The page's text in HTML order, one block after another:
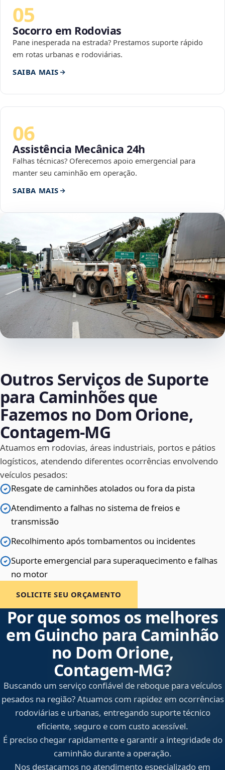
05
Socorro em Rodovias
Pane inesperada na estrada? Prestamos suporte rápido
em rotas urbanas e rodoviárias.
SAIBA MAIS
06
Assistência Mecânica 24h
Falhas técnicas? Oferecemos apoio emergencial para
manter seu caminhão em operação.
SAIBA MAIS
Outros Serviços de Suporte
para Caminhões que
Fazemos no Dom Orione,
Contagem‑MG
Atuamos em rodovias, áreas industriais, portos e pátios
logísticos, atendendo diferentes ocorrências envolvendo
veículos pesados:
Resgate de caminhões atolados ou fora da pista
Atendimento a falhas no sistema de freios e
transmissão
Recolhimento após tombamentos ou incidentes
Suporte emergencial para superaquecimento e falhas
no motor
SOLICITE SEU ORÇAMENTO
Por que somos os melhores
em Guincho para Caminhão
no Dom Orione,
Contagem‑MG?
Buscando um serviço confiável de reboque para veículos
pesados na região? Atuamos com rapidez em ocorrências
rodoviárias e urbanas, entregando suporte técnico
eficiente, seguro e com custo acessível.
É preciso chegar rapidamente e garantir a integridade do
caminhão durante a operação.
Nos destacamos no atendimento especializado em